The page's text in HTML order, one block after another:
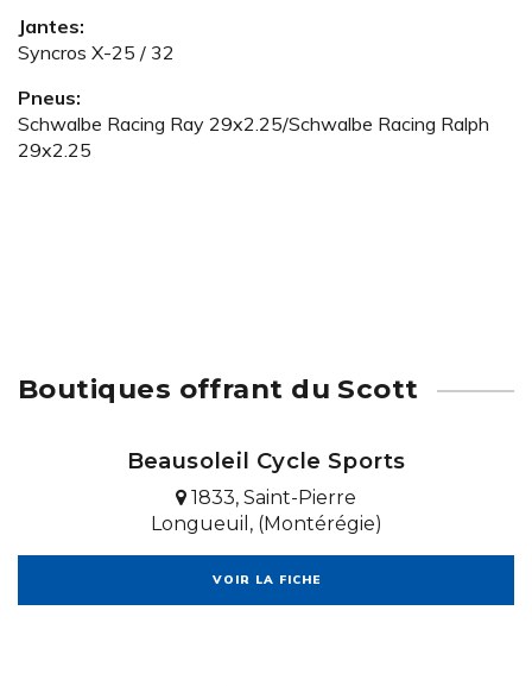
Jantes:
Syncros X-25 / 32
Pneus:
Schwalbe Racing Ray 29x2.25/Schwalbe Racing Ralph
29x2.25
Boutiques offrant du Scott
Beausoleil Cycle Sports
1833, Saint-Pierre
Longueuil, (Montérégie)
VOIR LA FICHE